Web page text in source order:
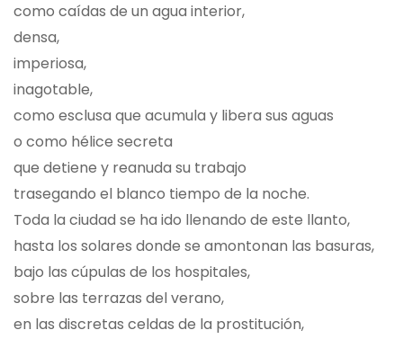
como caídas de un agua interior,
densa,
imperiosa,
inagotable,
como esclusa que acumula y libera sus aguas
o como hélice secreta
que detiene y reanuda su trabajo
trasegando el blanco tiempo de la noche.
Toda la ciudad se ha ido llenando de este llanto,
hasta los solares donde se amontonan las basuras,
bajo las cúpulas de los hospitales,
sobre las terrazas del verano,
en las discretas celdas de la prostitución,